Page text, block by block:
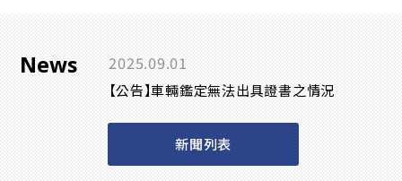
News 2025.09.01
【公告】車輛鑑定無法出具證書之情況
新聞列表